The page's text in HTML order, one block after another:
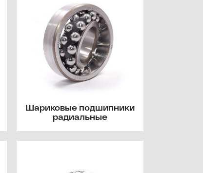
Шариковые подшипники
радиальные